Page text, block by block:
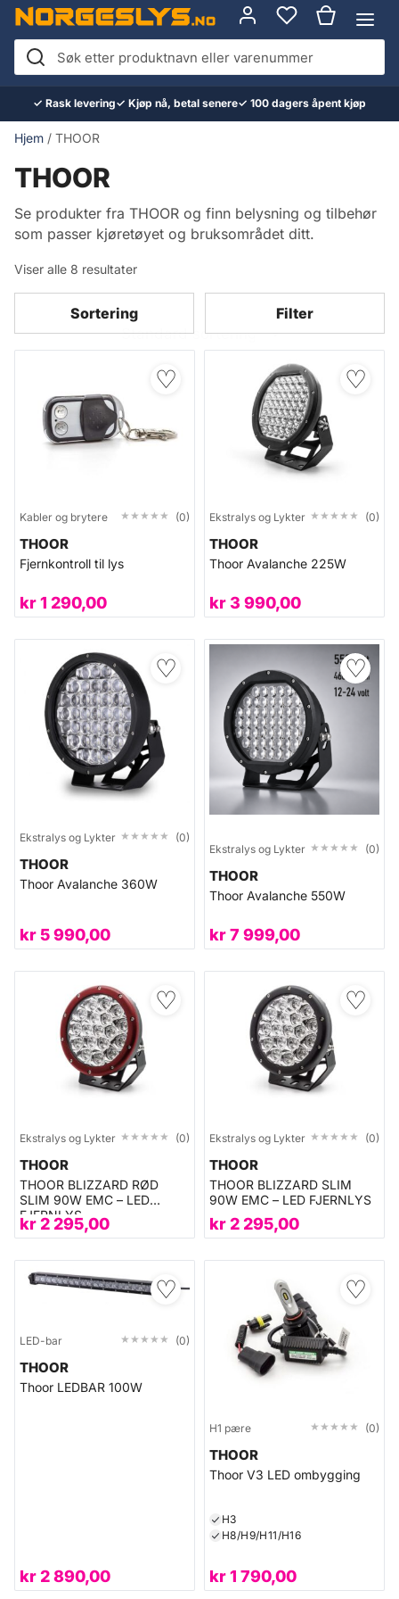
Hopp
innhold
Søk
etter
produktnavn
eller
✓ Rask levering✓ Kjøp nå, betal senere✓ 100 dagers åpent kjøp
Hjem / THOOR
THOOR
Se produkter fra THOOR og finn belysning og tilbehør
som passer kjøretøyet og bruksområdet ditt.
Viser alle 8 resultater
Sortering Filter
♡
Kabler og brytere ★★★★★
★★★★★ (0)
THOOR
Fjernkontroll til lys
kr1 290,00
♡
Ekstralys og Lykter ★★★★★
★★★★★ (0)
THOOR
Thoor Avalanche 225W
kr3 990,00
♡
Ekstralys og Lykter ★★★★★
★★★★★ (0)
THOOR
Thoor Avalanche 360W
kr5 990,00
♡
Ekstralys og Lykter ★★★★★
★★★★★ (0)
THOOR
Thoor Avalanche 550W
kr7 999,00
♡
Ekstralys og Lykter ★★★★★
★★★★★ (0)
THOOR
THOOR BLIZZARD RØD
SLIM 90W EMC – LED
FJERNLYS
kr2 295,00
♡
Ekstralys og Lykter ★★★★★
★★★★★ (0)
THOOR
THOOR BLIZZARD SLIM
90W EMC – LED FJERNLYS
kr2 295,00
♡
LED-bar ★★★★★
★★★★★ (0)
THOOR
Thoor LEDBAR 100W
kr2 890,00
♡
H1 pære ★★★★★
★★★★★ (0)
THOOR
Thoor V3 LED ombygging
H3
H8/H9/H11/H16
kr1 790,00